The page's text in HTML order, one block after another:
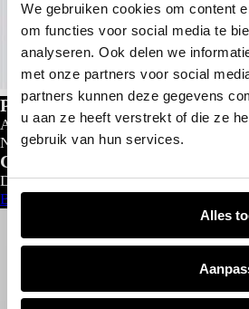
We gebruiken cookies om content
om functies voor social media te
analyseren. Ook delen we
met onze partners voor social
partners kunnen deze gegevens
u aan ze heeft verstrekt of die ze
gebruik van hun services.
Alles
Private lease
Al gedacht aan private lease?
Nu al vanaf€299- p/m
Configureer nu
Direct leverbaar
Bekijk aanbod